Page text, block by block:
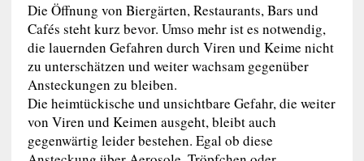
Die Öffnung von Biergärten, Restaurants, Bars und
Cafés steht kurz bevor. Umso mehr ist es notwendig,
die lauernden Gefahren durch Viren und Keime nicht
zu unterschätzen und weiter wachsam gegenüber
Ansteckungen zu bleiben.
Die heimtückische und unsichtbare Gefahr, die weiter
von Viren und Keimen ausgeht, bleibt auch
gegenwärtig leider bestehen. Egal ob diese